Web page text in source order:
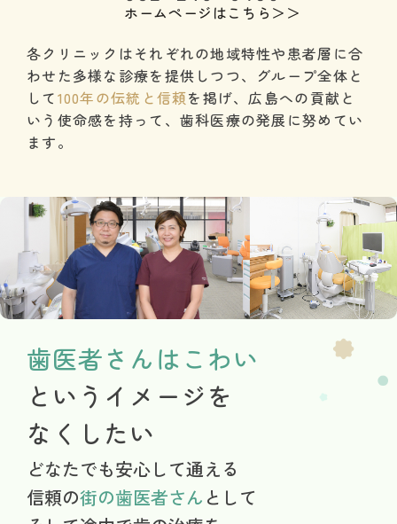
ホームページはこちら＞＞
各クリニックはそれぞれの地域特性や患者層に合
わせた多様な診療を提供しつつ、
グループ全体と
して100年の伝統と信頼を掲げ、広島への貢献と
いう使命感を持って、 歯科医療の発展に努めてい
ます。
歯医者さんはこわい
という イメージを
なくしたい
どなたでも安心して通える
信頼の街の歯医者さん として